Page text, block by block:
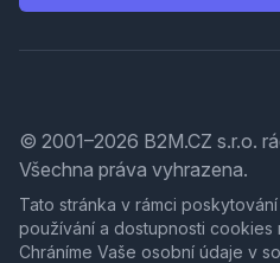
© 2001–2026 B2M.CZ s.r.o.
Všechna práva vyhrazena.
Tato stránka v rámci
používání a dostupnosti
Chráníme Vaše osobní údaje v